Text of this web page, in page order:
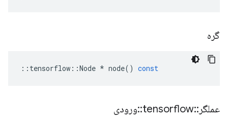
گره
:: tensorflow ::Node * node() const
عملگر ::
tensorflow
::ورودی